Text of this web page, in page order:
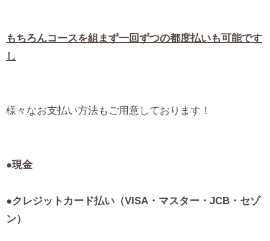
もちろんコースを組まず一回ずつの都度払いも可能です
し
様々なお支払い方法もご用意しております！
●現金
●クレジットカード払い（VISA・マスター・JCB・セゾ
ン）